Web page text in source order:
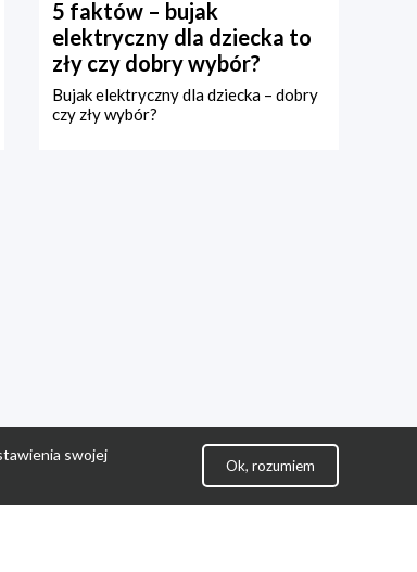
5 faktów – bujak
elektryczny dla dziecka to
zły czy dobry wybór?
Bujak elektryczny dla dziecka – dobry
czy zły wybór?
swojej
Ok, rozumiem